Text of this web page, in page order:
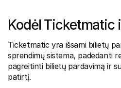
Kodėl Ticketmatic
Ticketmatic yra išsami bilietų
sprendimų sistema, padedanti
pagreitinti bilietų pardavimą ir
patirtį.
Kainos
Peržiūrėkite mūsų kainas
Sužinokite daugiau apie mūsų
istoriją ir vertybes
Naujienos
Skaitykite Mollie naujienas
Karjeros